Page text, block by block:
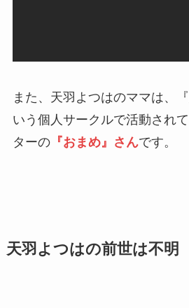
また、天羽よつはのママは、
いう個人サークルで活動され
ターの
『おまめ』さん です。
天羽よつはの前世は不明